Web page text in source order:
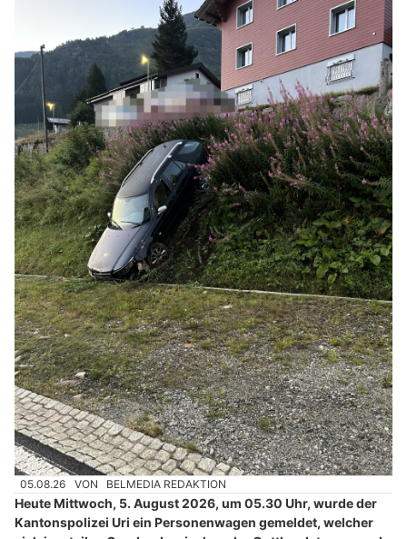
05.08.26 VON BELMEDIA REDAKTION
Heute Mittwoch, 5. August 2026, um 05.30 Uhr, wurde der
Kantonspolizei Uri ein Personenwagen gemeldet, welcher